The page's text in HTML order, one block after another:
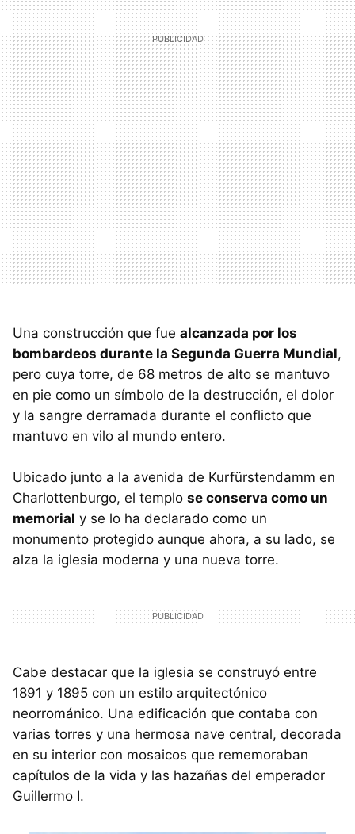
Una construcción que fue alcanzada por los
bombardeos durante la Segunda Guerra Mundial,
pero cuya torre, de 68 metros de alto se mantuvo
en pie como un símbolo de la destrucción, el dolor
y la sangre derramada durante el conflicto que
mantuvo en vilo al mundo entero.
Ubicado junto a la avenida de Kurfürstendamm en
Charlottenburgo, el templo se conserva como un
memorial y se lo ha declarado como un
monumento protegido aunque ahora, a su lado, se
alza la iglesia moderna y una nueva torre.
Cabe destacar que la iglesia se construyó entre
1891 y 1895 con un estilo arquitectónico
neorrománico. Una edificación que contaba con
varias torres y una hermosa nave central, decorada
en su interior con mosaicos que rememoraban
capítulos de la vida y las hazañas del emperador
Guillermo I.